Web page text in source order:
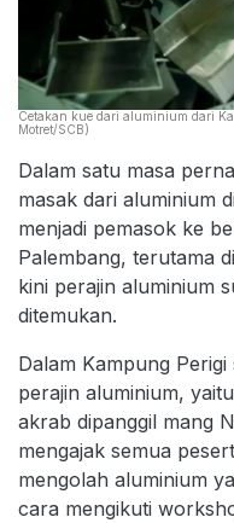
Cetakan kue dari aluminium dari
Motret/SCB)
Dalam satu masa
masak dari aluminium
menjadi pemasok ke
Palembang, terutama
kini perajin aluminium
ditemukan.
Dalam Kampung
perajin aluminium,
akrab dipanggil mang
mengajak semua
mengolah aluminium
cara mengikuti